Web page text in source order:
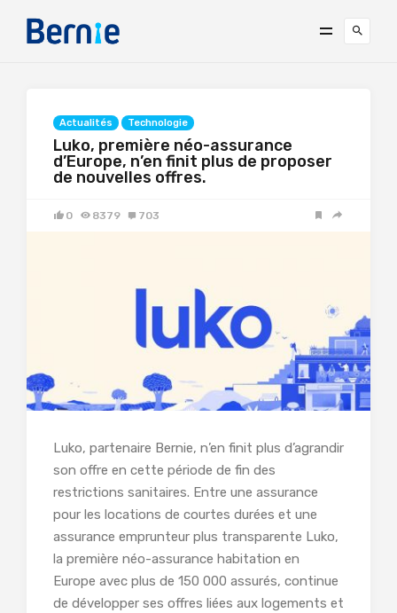
Actualités Technologie
Luko, première néo-assurance
d’Europe, n’en finit plus de proposer
de nouvelles offres.
0 8379 703
Luko, partenaire Bernie, n’en finit plus d’agrandir
son offre en cette période de fin des
restrictions sanitaires. Entre une assurance
pour les locations de courtes durées et une
assurance emprunteur plus transparente Luko,
la première néo-assurance habitation en
Europe avec plus de 150 000 assurés, continue
de développer ses offres liées aux logements et